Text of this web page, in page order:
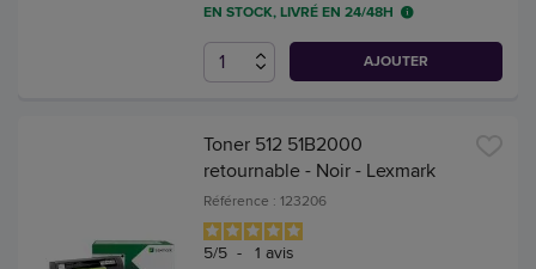
EN STOCK, LIVRÉ EN 24/48H
AJOUTER
Toner 512 51B2000
retournable - Noir - Lexmark
Référence : 123206
5/5 - 1 avis